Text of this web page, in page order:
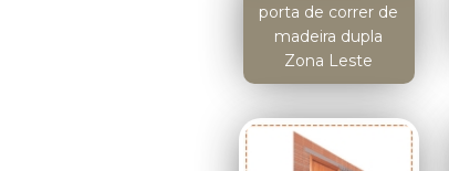
porta de correr de
madeira dupla
Zona Leste